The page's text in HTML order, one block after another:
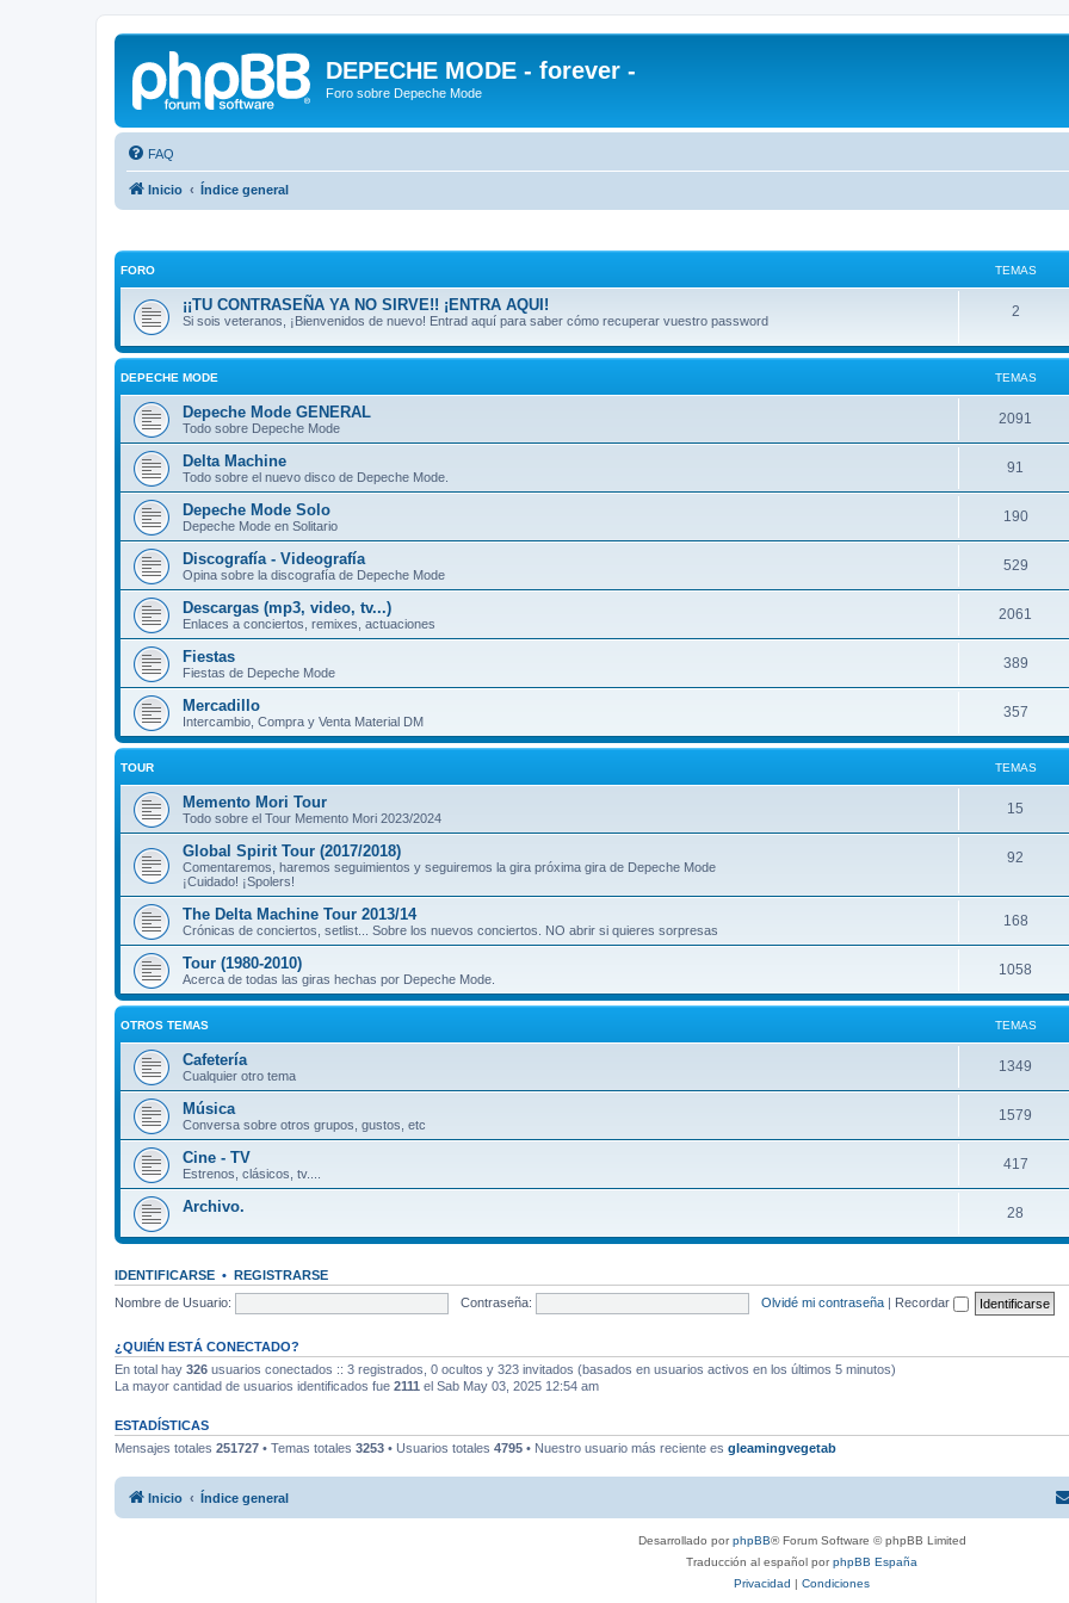
DEPECHE MODE - forever -
Foro sobre Depeche Mode
FAQ
Inicio Índice general
FORO TEMAS
¡¡TU CONTRASEÑA YA NO SIRVE!! ¡ENTRA AQUI!
Si sois veteranos, ¡Bienvenidos de nuevo! Entrad aquí para saber cómo recuperar vuestro password
2
DEPECHE MODE TEMAS
Depeche Mode GENERAL
Todo sobre Depeche Mode
2091
Delta Machine
Todo sobre el nuevo disco de Depeche Mode.
91
Depeche Mode Solo
Depeche Mode en Solitario
190
Discografía - Videografía
Opina sobre la discografía de Depeche Mode
529
Descargas (mp3, video, tv...)
Enlaces a conciertos, remixes, actuaciones
2061
Fiestas
Fiestas de Depeche Mode
389
Mercadillo
Intercambio, Compra y Venta Material DM
357
TOUR TEMAS
Memento Mori Tour
Todo sobre el Tour Memento Mori 2023/2024
15
Global Spirit Tour (2017/2018)
Comentaremos, haremos seguimientos y seguiremos la gira próxima gira de Depeche Mode
¡Cuidado! ¡Spolers!
92
The Delta Machine Tour 2013/14
Crónicas de conciertos, setlist... Sobre los nuevos conciertos. NO abrir si quieres sorpresas
168
Tour (1980-2010)
Acerca de todas las giras hechas por Depeche Mode.
1058
OTROS TEMAS TEMAS
Cafetería
Cualquier otro tema
1349
Música
Conversa sobre otros grupos, gustos, etc
1579
Cine - TV
Estrenos, clásicos, tv....
417
Archivo. 28
IDENTIFICARSE • REGISTRARSE
Nombre de Usuario:
Contraseña: Olvidé mi contraseña | Recordar
¿QUIÉN ESTÁ CONECTADO?
En total hay 326 usuarios conectados :: 3 registrados, 0 ocultos y 323 invitados (basados en usuarios activos en los últimos 5 minutos)
La mayor cantidad de usuarios identificados fue 2111 el Sab May 03, 2025 12:54 am
ESTADÍSTICAS
Mensajes totales 251727 • Temas totales 3253 • Usuarios totales 4795 • Nuestro usuario más reciente es gleamingvegetab
Inicio Índice general
Desarrollado porphpBB® Forum Software © phpBB Limited
Traducción al español porphpBB España
Privacidad | Condiciones